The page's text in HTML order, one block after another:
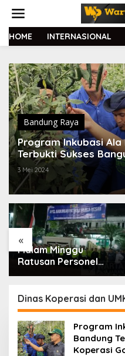
t
HOME INTERNASIONAL
Bandung Raya
Program Inkubasi
Terbukti Sukses
International
3 Mei 2024
«
Malam Minggu
Ratusan Personel
Gabungan Gelar Apel,
Besar Kabupaten
Bandung
Dinas Koperasi dan
Program
Bandung
Koperasi